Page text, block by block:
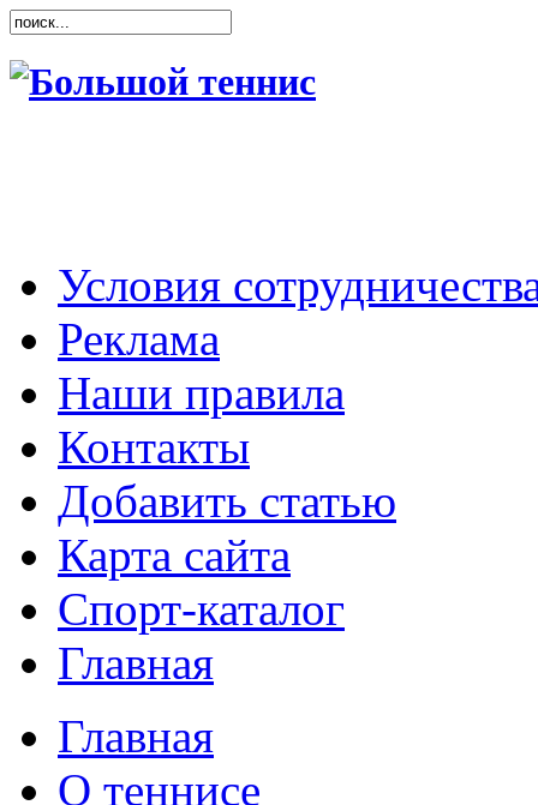
Условия
Реклама
Наши правила
Контакты
Добавить статью
Карта сайта
Спорт-каталог
Главная
Главная
О теннисе